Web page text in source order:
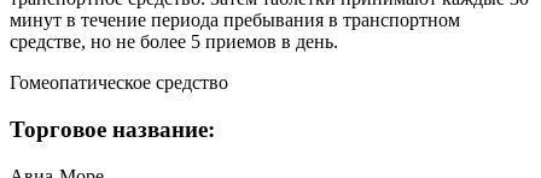
минут в течение периода пребывания в транспортном
средстве, но не более 5 приемов в день.
Гомеопатическое средство
Торговое название: